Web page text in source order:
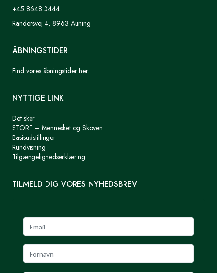
+45 8648 3444
Randersvej 4, 8963 Auning
ÅBNINGSTIDER
Find vores åbningstider her.
NYTTIGE LINK
Det sker
STORT – Mennesket og Skoven
Basisudstillinger
Rundvisning
Tilgængelighedserklæring
TILMELD DIG VORES NYHEDSBREV